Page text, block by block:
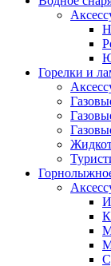
Горелки и